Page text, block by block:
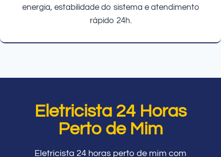
energia, estabilidade do sistema e atendimento
rápido 24h.
Eletricista 24 Horas
Perto de Mim
Eletricista 24 horas perto de mim com